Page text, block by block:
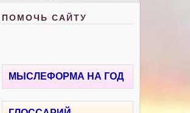
ПОМОЧЬ САЙТУ
МЫСЛЕФОРМА НА ГОД